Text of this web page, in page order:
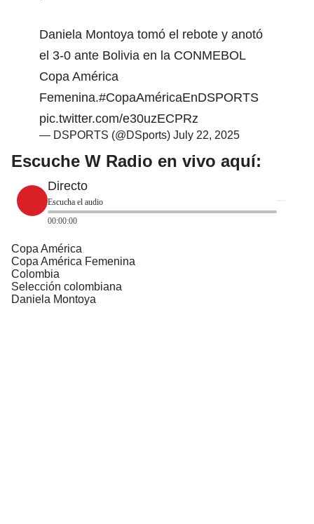
Daniela Montoya tomó el rebote y anotó
el 3-0 ante Bolivia en la CONMEBOL
Copa América
Femenina.#CopaAméricaEnDSPORTS
pic.twitter.com/e30uzECPRz
— DSPORTS (@DSports) July 22, 2025
Escuche W Radio en vivo aquí:
Directo
Escucha el audio
00:00:00
Copa América
Copa América Femenina
Colombia
Selección colombiana
Daniela Montoya